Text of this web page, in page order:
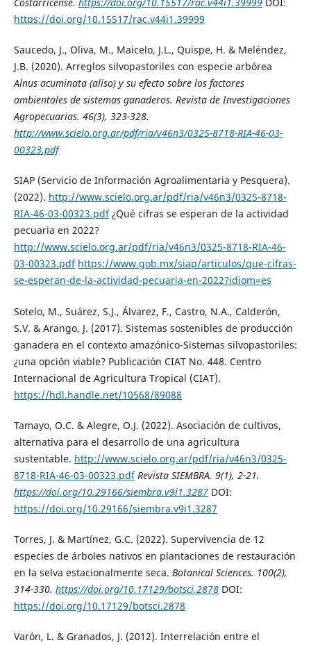
Costarricense. https://doi.org/10.15517/rac.v44i1.39999DOI:
https://doi.org/10.15517/rac.v44i1.39999
Saucedo, J., Oliva, M., Maicelo, J.L., Quispe, H. & Meléndez,
J.B. (2020). Arreglos silvopastoriles con especie arbórea
Alnus acuminata(aliso) y su efecto sobre los factores
ambientales de sistemas ganaderos. Revista de Investigaciones
Agropecuarias. 46(3), 323-328.
http://www.scielo.org.ar/pdf/ria/v46n3/0325-8718-RIA-46-03-
00323.pdf
SIAP (Servicio de Información Agroalimentaria y Pesquera).
(2022). http://www.scielo.org.ar/pdf/ria/v46n3/0325-8718-
RIA-46-03-00323.pdf¿Qué cifras se esperan de la actividad
pecuaria en 2022?
http://www.scielo.org.ar/pdf/ria/v46n3/0325-8718-RIA-46-
03-00323.pdf https://www.gob.mx/siap/articulos/que-cifras-
se-esperan-de-la-actividad-pecuaria-en-2022?idiom=es
Sotelo, M., Suárez, S.J., Álvarez, F., Castro, N.A., Calderón,
S.V. & Arango, J. (2017). Sistemas sostenibles de producción
ganadera en el contexto amazónico-Sistemas silvopastoriles:
¿una opción viable? Publicación CIAT No. 448. Centro
Internacional de Agricultura Tropical (CIAT).
https://hdl.handle.net/10568/89088
Tamayo, O.C. & Alegre, O.J. (2022). Asociación de cultivos,
alternativa para el desarrollo de una agricultura
sustentable. http://www.scielo.org.ar/pdf/ria/v46n3/0325-
8718-RIA-46-03-00323.pdf Revista SIEMBRA. 9(1), 2-21.
https://doi.org/10.29166/siembra.v9i1.3287DOI:
https://doi.org/10.29166/siembra.v9i1.3287
Torres, J. & Martínez, G.C. (2022). Supervivencia de 12
especies de árboles nativos en plantaciones de restauración
en la selva estacionalmente seca. Botanical Sciences. 100(2),
314-330. https://doi.org/10.17129/botsci.2878DOI:
https://doi.org/10.17129/botsci.2878
Varón, L. & Granados, J. (2012). Interrelación entre el